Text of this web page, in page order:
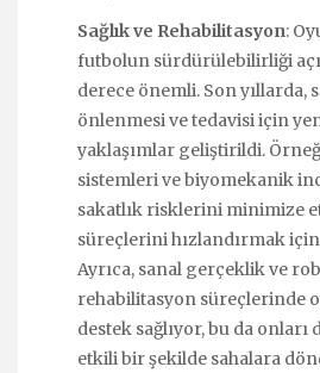
Sağlık ve Rehabilitasyon:
futbolun sürdürülebilirliği
derece önemli. Son yıllarda,
önlenmesi ve tedavisi için
yaklaşımlar geliştirildi.
sistemleri ve biyomekanik
sakatlık risklerini minimize
süreçlerini hızlandırmak
Ayrıca, sanal gerçeklik ve
rehabilitasyon süreçlerinde
destek sağlıyor, bu da onları
etkili bir şekilde sahalara